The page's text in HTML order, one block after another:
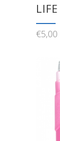
LIFE
€5,00